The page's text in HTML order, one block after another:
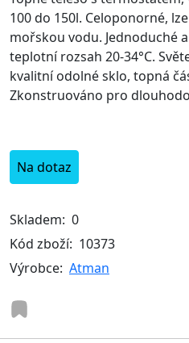
100 do 150l. Celoponorné,
mořskou vodu. Jednoduché
teplotní rozsah 20-34°C.
kvalitní odolné sklo, topná
Zkonstruováno pro
Na dotaz
Skladem: 0
Kód zboží: 10373
Výrobce: Atman